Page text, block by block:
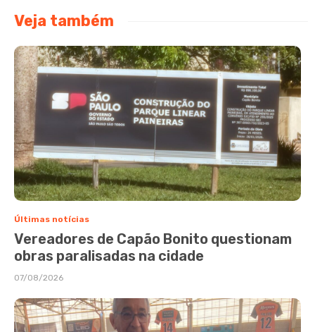
Veja também
Últimas notícias
Vereadores de Capão Bonito questionam
obras paralisadas na cidade
07/08/2026